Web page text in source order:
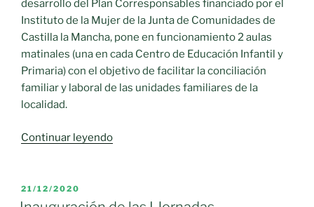
en
el
Arte
‘Amalia
Avia’»
desarrollo del Plan Corresponsables financiado por el
Instituto de la Mujer de la Junta de Comunidades de
Castilla la Mancha, pone en funcionamiento 2 aulas
matinales (una en cada Centro de Educación Infantil y
Primaria) con el objetivo de facilitar la conciliación
familiar y laboral de las unidades familiares de la
localidad.
Continuar leyendo«Criterios
y
PUBLICADO
EL
21/12/2020